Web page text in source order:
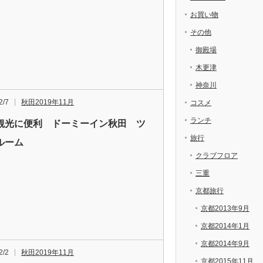
7 秋田2019年11月
光に便利 ドーミーイン秋田 ツ
ーム
2 秋田2019年11月
お買い物
その他
御殿場
木更津
神奈川
コスメ
ランチ
旅行
クラブフロア
三重
京都旅行
京都2013年9月
京都2014年1月
京都2014年9月
京都2015年11月